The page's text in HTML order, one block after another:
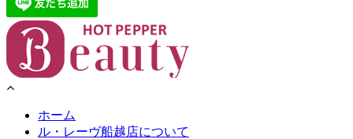
ホーム
ル・レーヴ船越店について